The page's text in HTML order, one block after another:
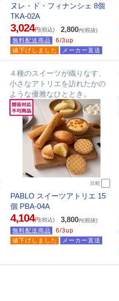
ヌレ・ド・フィナンシェ 8個
TKA-02A
3,024円(税込) 2,800円(税抜)
無料配送商品
6/3up
値下げしました
メーカー直送
４種のスイーツが織りなす、
小さなアトリエを訪れたかの
ような優雅なひととき。
比較
PABLO スイーツアトリエ 15
個 PBA-04A
4,104円(税込) 3,800円(税抜)
無料配送商品
6/3up
値下げしました
メーカー直送